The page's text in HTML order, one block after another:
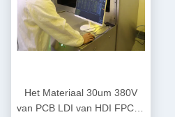
Het Materiaal 30um 380V
van PCB LDI van HDI FPC In